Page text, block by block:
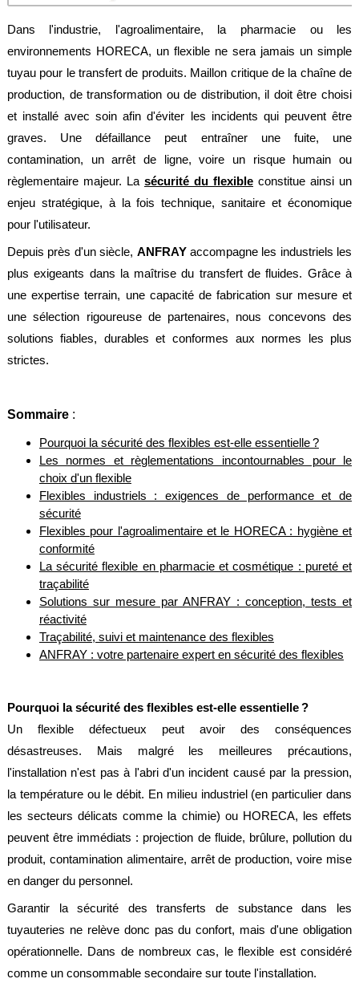
Découpe
de
joint
Spirale
/
Ring
Maintenance
Services
jet
d’eau
Soudure
alimentaire
IFlex
panel
Passeport
de
métaux
Fiches
métier
Carrières
et
centrales
béton
Laiteries
Brasseries
Véhicules
Nucléaire
/
PMUC
Viticulture
Chimie
et
Pétrochimie
/
Ferroviaire
Maintenance
société
Dans l'industrie, l'agroalimentaire, la pharmacie ou les
environnements HORECA, un flexible ne sera jamais un simple
tuyau pour le transfert de produits. Maillon critique de la chaîne de
production, de transformation ou de distribution, il doit être choisi
et installé avec soin afin d'éviter les incidents qui peuvent être
graves. Une défaillance peut entraîner une fuite, une
contamination, un arrêt de ligne, voire un risque humain ou
règlementaire majeur. La sécurité du flexible constitue ainsi un
enjeu stratégique, à la fois technique, sanitaire et économique
pour l'utilisateur.
Depuis près d'un siècle, ANFRAYaccompagne les industriels les
plus exigeants dans la maîtrise du transfert de fluides. Grâce à
une expertise terrain, une capacité de fabrication sur mesure et
une sélection rigoureuse de partenaires, nous concevons des
solutions fiables, durables et conformes aux normes les plus
strictes.
Sommaire:
Pourquoi la sécurité des flexibles est-elle essentielle ?
Les normes et règlementations incontournables pour le
choix d'un flexible
Flexibles industriels : exigences de performance et de
sécurité
Flexibles pour l'agroalimentaire et le HORECA : hygiène et
conformité
La sécurité flexible en pharmacie et cosmétique : pureté et
traçabilité
Solutions sur mesure par ANFRAY : conception, tests et
réactivité
Traçabilité, suivi et maintenance des flexibles
ANFRAY : votre partenaire expert en sécurité des flexibles
Pourquoi la sécurité des flexibles est-elle essentielle ?
Un flexible défectueux peut avoir des conséquences
désastreuses. Mais malgré les meilleures précautions,
l'installation n'est pas à l'abri d'un incident causé par la pression,
la température ou le débit. En milieu industriel (en particulier dans
les secteurs délicats comme la chimie) ou HORECA, les effets
peuvent être immédiats : projection de fluide, brûlure, pollution du
produit, contamination alimentaire, arrêt de production, voire mise
en danger du personnel.
Garantir la sécurité des transferts de substance dans les
tuyauteries ne relève donc pas du confort, mais d'une obligation
opérationnelle. Dans de nombreux cas, le flexible est considéré
comme un consommable secondaire sur toute l'installation.